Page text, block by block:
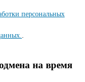
персональных
.
на время